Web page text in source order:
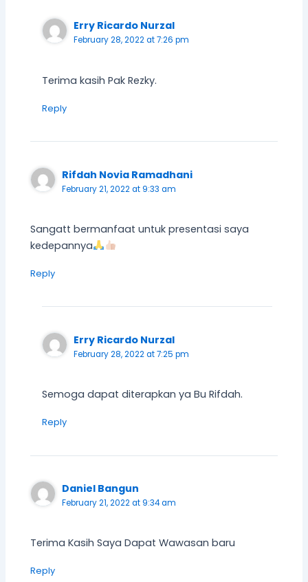
Erry Ricardo Nurzal
February 28, 2022 at 7:26 pm
Terima kasih Pak Rezky.
Reply
Rifdah Novia Ramadhani
February 21, 2022 at 9:33 am
Sangatt bermanfaat untuk presentasi saya
kedepannya
Reply
Erry Ricardo Nurzal
February 28, 2022 at 7:25 pm
Semoga dapat diterapkan ya Bu Rifdah.
Reply
Daniel Bangun
February 21, 2022 at 9:34 am
Terima Kasih Saya Dapat Wawasan baru
Reply